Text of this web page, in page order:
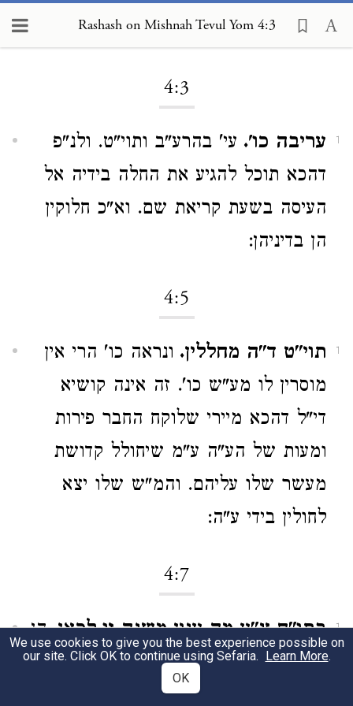
Rashash on Mishnah Tevul Yom 4:3
4:3
1 עריבה כו'. עי' בהרע"ב ותוי"ט. ולנ"פ
דהכא תוכל להגיע את החלה בידיה אל
העיסה בשעת קריאת שם. וא"כ חלוקין
הן בדיניהן:
4:5
1 תוי"ט ד"ה מחללין. ונראה כו' הרי אין
מוסרין לו מע"ש כו'. זה אינה קושיא
די"ל דהכא מיירי שלוקח החבר פירות
ומעות של הע"ה ע"מ שיחולל קדושת
מעשר שלו עליהם. והמ"ש שלו יצא
לחולין בידי ע"ה:
4:7
1 בתו"ח צ"ע מה ענין משנה זו לכאן.הן
לפי מה שהביא לקמן ע"ד ר"ש בשם
הרא"ש מן הירושלמי (וכן הביאו הר"ש)
We use cookies to give you the best experience possible on
our site. Click OK to continue using Sefaria. Learn More.
OK